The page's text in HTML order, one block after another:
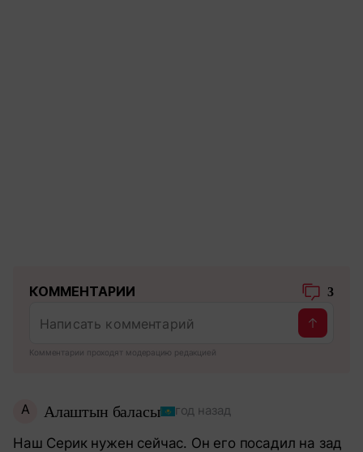
КОММЕНТАРИИ 3
Комментарии проходят модерацию редакцией
А Алаштын баласы год назад
Наш Серик нужен сейчас. Он его посадил на зад